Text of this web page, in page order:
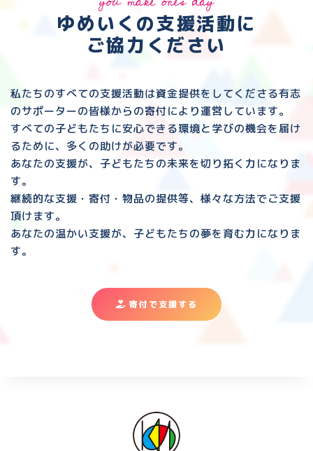
ゆめいくの支援活動に
ご協力ください
私たちのすべての支援活動は資金提供をしてくださる有志
のサポーターの皆様からの寄付により運営しています。
すべての子どもたちに安心できる環境と 学びの機会を届け
るために、多くの助けが必要です。
あなたの支援が、子どもたちの未来を切り拓く力になりま
す。
継続的な支援・寄付・物品の提供等、様々な方法でご支援
頂けます。
あなたの温かい支援が、子どもたちの夢を育む力になりま
す。
寄付で支援する